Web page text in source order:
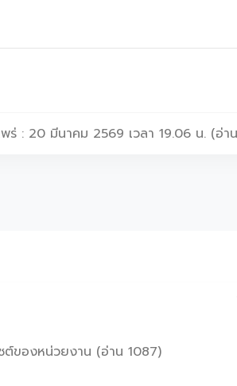
พร่ : 20 มีนาคม 2569 เวลา 19.06 น. (อ่า
ต์ของหน่วยงาน (อ่าน 1087)